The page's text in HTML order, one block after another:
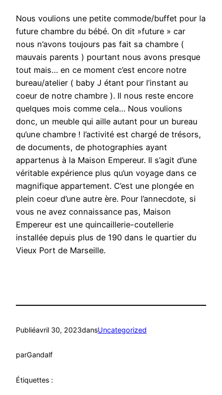
Nous voulions une petite commode/buffet pour la
future chambre du bébé. On dit »future » car
nous n’avons toujours pas fait sa chambre (
mauvais parents ) pourtant nous avons presque
tout mais… en ce moment c’est encore notre
bureau/atelier ( baby J étant pour l’instant au
coeur de notre chambre ). Il nous reste encore
quelques mois comme cela… Nous voulions
donc, un meuble qui aille autant pour un bureau
qu’une chambre ! l’activité est chargé de trésors,
de documents, de photographies ayant
appartenus à la Maison Empereur. Il s’agit d’une
véritable expérience plus qu’un voyage dans ce
magnifique appartement. C’est une plongée en
plein coeur d’une autre ère. Pour l’annecdote, si
vous ne avez connaissance pas, Maison
Empereur est une quincaillerie-coutellerie
installée depuis plus de 190 dans le quartier du
Vieux Port de Marseille.
Publiéavril 30, 2023dansUncategorized
parGandalf
Étiquettes :